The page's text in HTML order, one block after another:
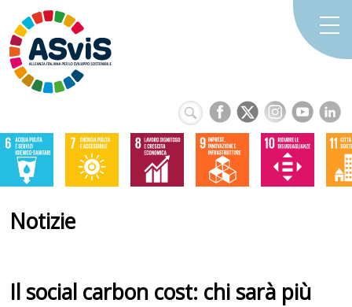
Notizie
Il social carbon cost: chi sarà più